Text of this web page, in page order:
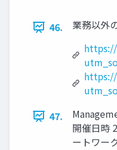
46.
業務以外
https://
https://
47.
開催日時
ートワー